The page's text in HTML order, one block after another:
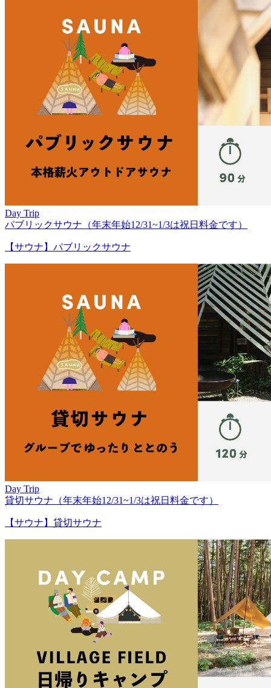
Day Trip
パブリックサウナ（年末年始12/31~1/3は祝日料金です）
【サウナ】パブリックサウナ
Day Trip
貸切サウナ（年末年始12/31~1/3は祝日料金です）
【サウナ】貸切サウナ